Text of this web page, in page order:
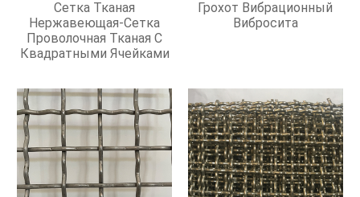
Сетка Тканая
Нержавеющая-Сетка
Проволочная Тканая С
Квадратными Ячейками
Грохот Вибрационный
Вибросита